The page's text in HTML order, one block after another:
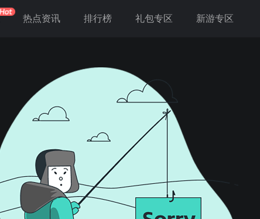
热点资讯 排行榜 礼包专区 新游专区